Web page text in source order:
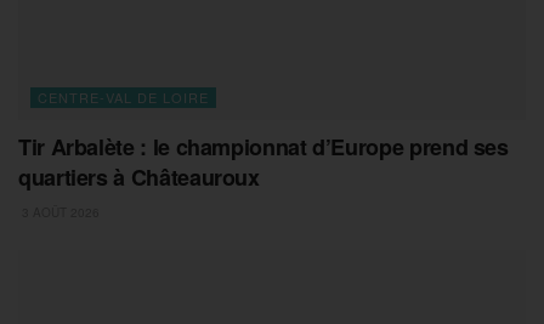
CENTRE-VAL DE LOIRE
Tir Arbalète : le championnat d’Europe prend ses
quartiers à Châteauroux